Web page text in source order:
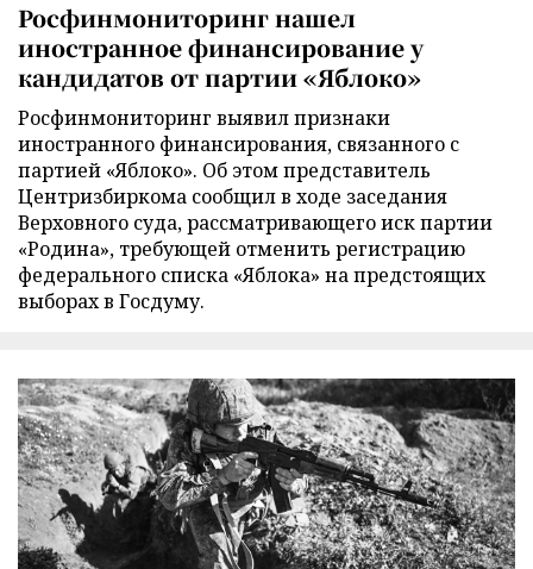
Росфинмониторинг нашел
иностранное финансирование у
кандидатов от партии «Яблоко»
Росфинмониторинг выявил признаки
иностранного финансирования, связанного с
партией «Яблоко». Об этом представитель
Центризбиркома сообщил в ходе заседания
Верховного суда, рассматривающего иск партии
«Родина», требующей отменить регистрацию
федерального списка «Яблока» на предстоящих
выборах в Госдуму.